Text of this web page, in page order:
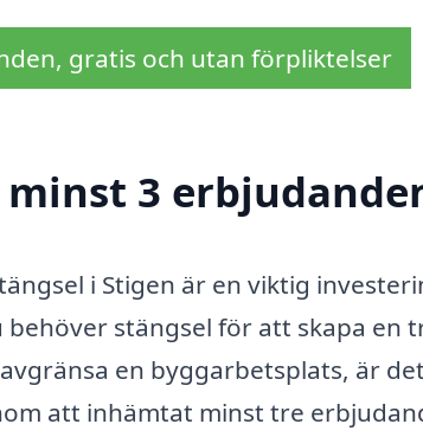
gratis och utan förpliktelser
3
i Stigen är en viktig
behöver stängsel för att skapa en
en byggarbetsplats, är
att inhämtat minst tre